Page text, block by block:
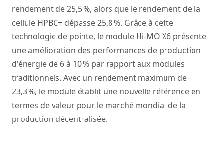
rendement de 25,5 %, alors que le rendement de la
cellule HPBC+ dépasse 25,8 %. Grâce à cette
technologie de pointe, le module Hi-MO X6 présente
une amélioration des performances de production
d'énergie de 6 à 10 % par rapport aux modules
traditionnels. Avec un rendement maximum de
23,3 %, le module établit une nouvelle référence en
termes de valeur pour le marché mondial de la
production décentralisée.